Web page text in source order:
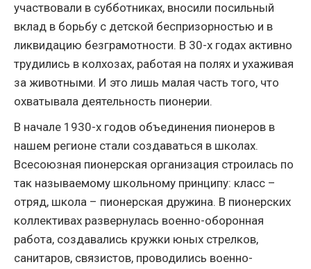
участвовали в субботниках, вносили посильный
вклад в борьбу с детской беспризорностью и в
ликвидацию безграмотности. В 30-х годах активно
трудились в колхозах, работая на полях и ухаживая
за животными. И это лишь малая часть того, что
охватывала деятельность пионерии.
В начале 1930-х годов объединения пионеров в
нашем регионе стали создаваться в школах.
Всесоюзная пионерская организация строилась по
так называемому школьному принципу: класс –
отряд, школа – пионерская дружина. В пионерских
коллективах развернулась военно-оборонная
работа, создавались кружки юных стрелков,
санитаров, связистов, проводились военно-